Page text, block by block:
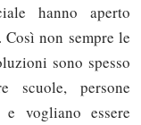
hanno aperto
non sempre le
sono spesso
scuole, persone
e vogliano essere